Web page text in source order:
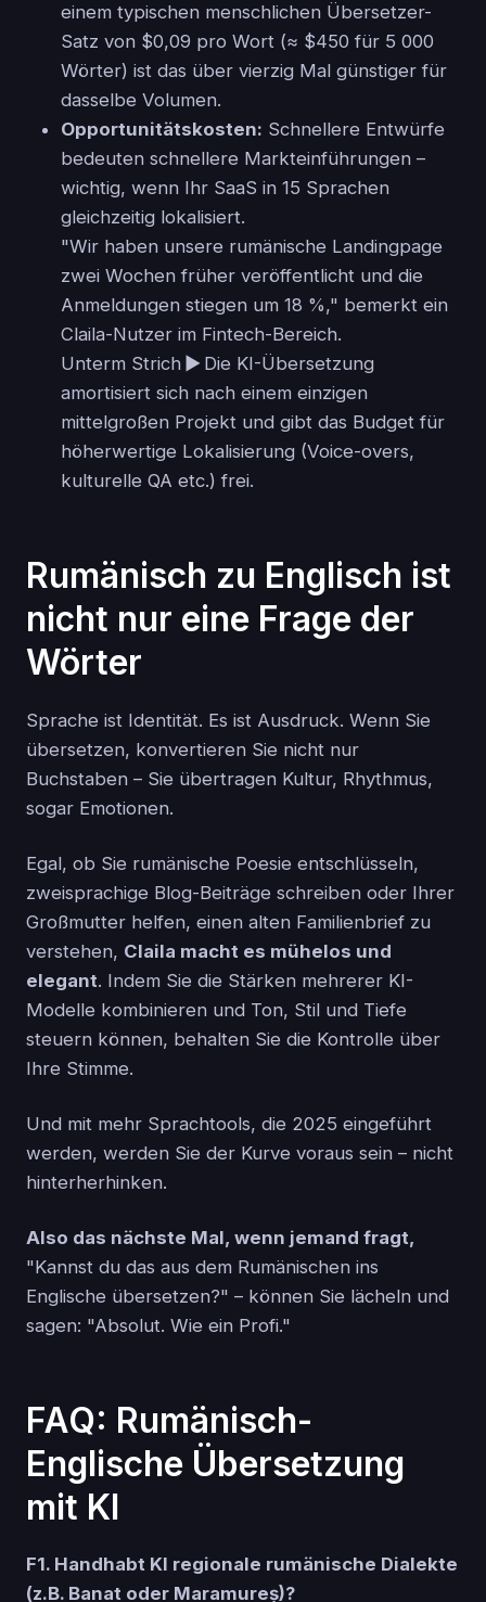
einem typischen menschlichen Übersetzer-
Satz von $0,09 pro Wort (≈ $450 für 5 000
Wörter) ist das über vierzig Mal günstiger für
dasselbe Volumen.
Opportunitätskosten: Schnellere Entwürfe
bedeuten schnellere Markteinführungen –
wichtig, wenn Ihr SaaS in 15 Sprachen
gleichzeitig lokalisiert.
"Wir haben unsere rumänische Landingpage
zwei Wochen früher veröffentlicht und die
Anmeldungen stiegen um 18 %," bemerkt ein
Claila-Nutzer im Fintech-Bereich.
Unterm Strich ▶ Die KI-Übersetzung
amortisiert sich nach einem einzigen
mittelgroßen Projekt und gibt das Budget für
höherwertige Lokalisierung (Voice-overs,
kulturelle QA etc.) frei.
Rumänisch zu Englisch ist
nicht nur eine Frage der
Wörter
Sprache ist Identität. Es ist Ausdruck. Wenn Sie
übersetzen, konvertieren Sie nicht nur
Buchstaben – Sie übertragen Kultur, Rhythmus,
sogar Emotionen.
Egal, ob Sie rumänische Poesie entschlüsseln,
zweisprachige Blog-Beiträge schreiben oder Ihrer
Großmutter helfen, einen alten Familienbrief zu
verstehen, Claila macht es mühelos und
elegant. Indem Sie die Stärken mehrerer KI-
Modelle kombinieren und Ton, Stil und Tiefe
steuern können, behalten Sie die Kontrolle über
Ihre Stimme.
Und mit mehr Sprachtools, die 2025 eingeführt
werden, werden Sie der Kurve voraus sein – nicht
hinterherhinken.
Also das nächste Mal, wenn jemand fragt,
"Kannst du das aus dem Rumänischen ins
Englische übersetzen?" – können Sie lächeln und
sagen: "Absolut. Wie ein Profi."
FAQ: Rumänisch-
Englische Übersetzung
mit KI
F1. Handhabt KI regionale rumänische Dialekte
(z.B. Banat oder Maramureș)?